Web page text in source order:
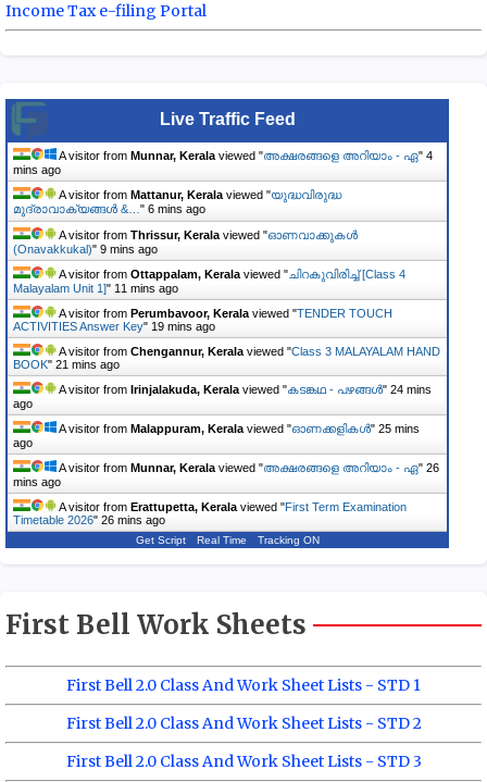
Income Tax e-filing Portal
Live Traffic Feed
A visitor from Munnar, Kerala viewed "അക്ഷരങ്ങളെ അറിയാം - ഏ" 4
mins ago
A visitor from Mattanur, Kerala viewed "യുദ്ധവിരുദ്ധ
മുദ്രാവാക്യങ്ങൾ &… " 6 mins ago
A visitor from Thrissur, Kerala viewed "ഓണവാക്കുകള്‍
(Onavakkukal)" 9 mins ago
A visitor from Ottappalam, Kerala viewed "ചിറകുവിരിച്ച് [Class 4
Malayalam Unit 1]" 11 mins ago
A visitor from Perumbavoor, Kerala viewed "TENDER TOUCH
ACTIVITIES Answer Key" 19 mins ago
A visitor from Chengannur, Kerala viewed "Class 3 MALAYALAM HAND
BOOK" 21 mins ago
A visitor from Irinjalakuda, Kerala viewed "കടങ്കഥ - പഴങ്ങൾ" 24 mins
ago
A visitor from Malappuram, Kerala viewed "ഓണക്കളികൾ" 25 mins
ago
A visitor from Munnar, Kerala viewed "അക്ഷരങ്ങളെ അറിയാം - ഏ" 26
mins ago
A visitor from Erattupetta, Kerala viewed "First Term Examination
Timetable 2026" 26 mins ago
Get Script Real Time Tracking ON
First Bell Work Sheets
First Bell 2.0 Class And Work Sheet Lists - STD 1
First Bell 2.0 Class And Work Sheet Lists - STD 2
First Bell 2.0 Class And Work Sheet Lists - STD 3